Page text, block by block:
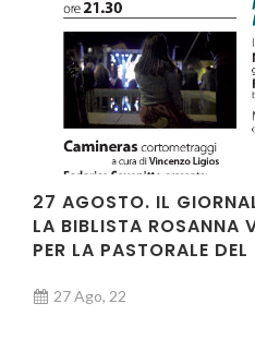
27 AGOSTO. IL
LA BIBLISTA ROSANNA
PER LA PASTORALE
27 Ago, 22